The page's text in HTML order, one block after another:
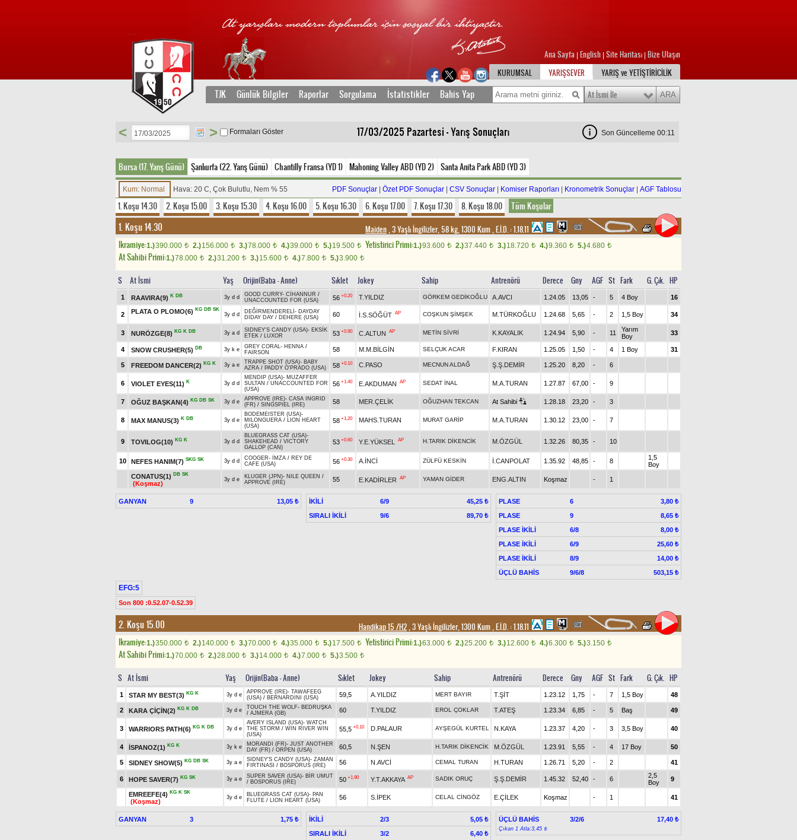
Ana Sayfa English Site Haritası Bize Ulaşın
KURUMSAL
YARIŞSEVER YARIŞ ve YETİŞTİRİCİLİK
TJK Günlük Bilgiler Raporlar Sorgulama İstatistikler Bahis Yap At İsmi İle
17/03/2025 Pazartesi - Yarış Sonuçları
< > Formaları Göster Son Güncelleme 00:11
Bursa (17. Yarış Günü) Şanlıurfa (22. Yarış Günü) Chantilly Fransa (YD 1) Mahoning Valley ABD (YD 2) Santa Anita Park ABD (YD 3)
Kum: Normal Hava: 20 C, Çok Bulutlu, Nem % 55 PDF Sonuçlar Özet PDF Sonuçlar CSV Sonuçlar Komiser Raporları Kronometrik Sonuçlar AGF Tablosu
1. Koşu 14.30 2. Koşu 15.00 3. Koşu 15.30 4. Koşu 16.00 5. Koşu 16.30 6. Koşu 17.00 7. Koşu 17.30 8. Koşu 18.00 Tüm Koşular
1. Koşu 14.30 Maiden, 3 Yaşlı İngilizler, 58 kg, 1300 Kum,E.İ.D. :1.18.11
Ikramiye:1.)390.000 t 2.)156.000 t 3.)78.000 t 4.)39.000 t 5.)19.500 t Yetistirici Primi:1.)93.600 t 2.)37.440 t 3.)18.720 t 4.)9.360 t 5.)4.680 t
At Sahibi Primi:1.)78.000 t 2.)31.200 t 3.)15.600 t 4.)7.800 t 5.)3.900 t
S At İsmi Yaş Orijin(Baba - Anne) Sıklet Jokey Sahip Antrenörü Derece Gny AGF St Fark G. Çık. HP
1 RAAVIRA(9) K DB 3y d d GOOD CURRY- CİHANNUR /
UNACCOUNTED FOR (USA)
56 +0.20 T.YILDIZ GÖRKEM GEDİKOĞLU A.AVCI 1.24.05 13,05 - 5 4 Boy 16
2 PLATA O PLOMO(6) KG DB SK
3y d d DEĞİRMENDERELİ - DAYDAY
DİDAY DAY / DEHERE (USA) 60 İ.S.SÖĞÜT AP COŞKUN ŞİMŞEK M.TÜRKOĞLU 1.24.68 5,65 - 2 1,5 Boy 34
3 NURÖZGE(8) KG K DB 3y a d SIDNEY'S CANDY (USA)- EKSİK
ETEK / LUXOR 53 +0.90 C.ALTUN AP METİN SİVRİ K.KAYALIK 1.24.94 5,90 - 11
Yarım
Boy
33
4 SNOW CRUSHER(5) DB 3y k e GREY CORAL- HENNA /
FAIRSON
58 M.M.BİLGİN SELÇUK ACAR F.KIRAN 1.25.05 1,50 - 4 1 Boy 31
5 FREEDOM DANCER(2) KG K 3y a e TRAPPE SHOT (USA)- BABY
AZRA / PADDY O'PRADO (USA) 58 +0.10 C.PASO MECNUN ALDAĞ Ş.Ş.DEMİR 1.25.20 8,20 - 6
6 VIOLET EYES(11) K 3y d d
MENDIP (USA)- MUZAFFER
SULTAN / UNACCOUNTED FOR
(USA)
56 +1.40 E.AKDUMAN AP SEDAT İNAL M.A.TURAN 1.27.87 67,00 - 9
7 OĞUZ BAŞKAN(4) KG DB SK 3y d e APPROVE (IRE)- CASA INGRID
(FR) / SINGSPIEL (IRE) 58 MER.ÇELİK OĞUZHAN TEKCAN At Sahibi 1.28.18 23,20 - 3
8 MAX MANUS(3) K DB 3y d e
BODEMEISTER (USA)-
MILONGUERA / LION HEART
(USA)
58 +1.20 MAHS.TURAN MURAT GARİP M.A.TURAN 1.30.12 23,00 - 7
9 TOVILOG(10) KG K 3y d d
BLUEGRASS CAT (USA)-
SHAKEHEAD / VICTORY
GALLOP (CAN)
53 +0.60 Y.E.YÜKSEL AP H.TARIK DİKENCİK M.ÖZGÜL 1.32.26 80,35 - 10
10 NEFES HANIM(7) SKG SK 3y d d COOGER- İMZA / REY DE
CAFE (USA)
56 +0.30 A.İNCİ ZÜLFÜ KESKİN İ.CANPOLAT 1.35.92 48,85 - 8
1,5
Boy
CONATUS(1) DB SK
(Koşmaz)
3y d e KLUGER (JPN)- NILE QUEEN /
APPROVE (IRE)
55 E.KADİRLER AP YAMAN GİDER ENG.ALTIN Koşmaz - 1
GANYAN 9 13,05 ₺ İKİLİ 6/9
45,25 ₺
SIRALI İKİLİ
9/6 89,70 ₺
PLASE 6
3,80 ₺
PLASE
9
8,65 ₺
PLASE İKİLİ
6/8
8,00 ₺
PLASE İKİLİ
6/9
25,60 ₺
PLASE İKİLİ
8/9
14,00 ₺
ÜÇLÜ BAHİS
9/6/8 503,15 ₺
EFG:5
Son 800 :0.52.07-0.52.39
2. Koşu 15.00 Handikap 15 /H2, 3 Yaşlı İngilizler, 1300 Kum,E.İ.D. :1.18.11
Ikramiye:1.)350.000 t 2.)140.000 t 3.)70.000 t 4.)35.000 t 5.)17.500 t Yetistirici Primi:1.)63.000 t 2.)25.200 t 3.)12.600 t 4.)6.300 t 5.)3.150 t
At Sahibi Primi:1.)70.000 t 2.)28.000 t 3.)14.000 t 4.)7.000 t 5.)3.500 t
S At İsmi Yaş Orijin(Baba - Anne) Sıklet Jokey Sahip Antrenörü Derece Gny AGF St Fark G. Çık. HP
1 STAR MY BEST(3) KG K 3y d e APPROVE (IRE)- TAWAFEEG
(USA) / BERNARDINI (USA) 59,5 A.YILDIZ MERT BAYIR T.ŞİT 1.23.12 1,75 - 7 1,5 Boy 48
2 KARA ÇİÇİN(2) KG K DB 3y d e TOUCH THE WOLF- BEDRUŞKA
/ AJMERA (GB) 60 T.YILDIZ EROL ÇOKLAR T.ATEŞ 1.23.34 6,85 - 5 Baş 49
3 WARRIORS PATH(6) KG K DB 3y d e
AVERY ISLAND (USA)- WATCH
THE STORM / WIN RIVER WIN
(USA)
55,5 +0.10 D.PALAUR AYŞEGÜL KURTEL N.KAYA 1.23.37 4,20 - 3 3,5 Boy 40
4 İSPANOZ(1) KG K 3y k e MORANDI (FR)- JUST ANOTHER
DAY (FR) / ORPEN (USA) 60,5 N.ŞEN H.TARIK DİKENCİK M.ÖZGÜL 1.23.91 5,55 - 4 17 Boy 50
5 SIDNEY SHOW(5) KG DB SK 3y a e SIDNEY'S CANDY (USA)- ZAMAN
FIRTINASI / BOSPORUS (IRE) 56 N.AVCİ CEMAL TURAN H.TURAN 1.26.71 5,20 - 2 41
6 HOPE SAVER(7) KG SK 3y a e SUPER SAVER (USA)- BİR UMUT
/ BOSPORUS (IRE) 50 +1.90 Y.T.AKKAYA AP SADIK ORUÇ Ş.Ş.DEMİR 1.45.32 52,40 - 6
2,5
Boy
9
EMREEFE(4) KG K SK
(Koşmaz)
3y d e BLUEGRASS CAT (USA)- PAN
FLUTE / LION HEART (USA) 56 S.İPEK CELAL CİNGÖZ E.ÇİLEK Koşmaz - 1 41
GANYAN 3 1,75 ₺ İKİLİ 2/3
5,05 ₺
SIRALI İKİLİ
3/2
6,40 ₺
ÜÇLÜ BAHİS 3/2/6 17,40 ₺
Çıkan 1 Atla:3,45 ₺